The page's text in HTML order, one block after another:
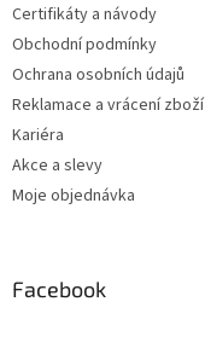
Certifikáty a návody
Obchodní podmínky
Ochrana osobních údajů
Reklamace a vrácení zboží
Kariéra
Akce a slevy
Moje objednávka
Facebook